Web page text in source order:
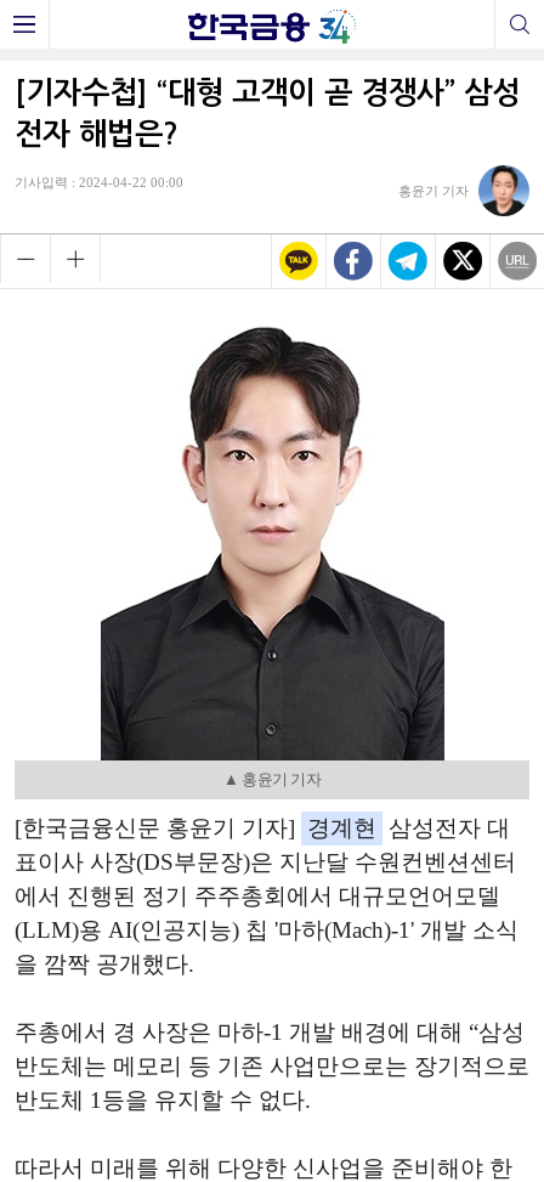
[기자수첩] “대형 고객이 곧 경쟁사” 삼성
전자 해법은?
기사입력 : 2024-04-22 00:00
홍윤기 기자
▲ 홍윤기 기자
[한국금융신문 홍윤기 기자] 경계현
삼성전자 대
표이사 사장(DS부문장)은 지난달 수원컨벤션센터
에서 진행된 정기 주주총회에서 대규모언어모델
(LLM)용 AI(인공지능) 칩 '마하(Mach)-1' 개발 소식
을 깜짝 공개했다.
주총에서 경 사장은 마하-1 개발 배경에 대해 “삼성
반도체는 메모리 등 기존 사업만으로는 장기적으로
반도체 1등을 유지할 수 없다.
따라서 미래를 위해 다양한 신사업을 준비해야 한